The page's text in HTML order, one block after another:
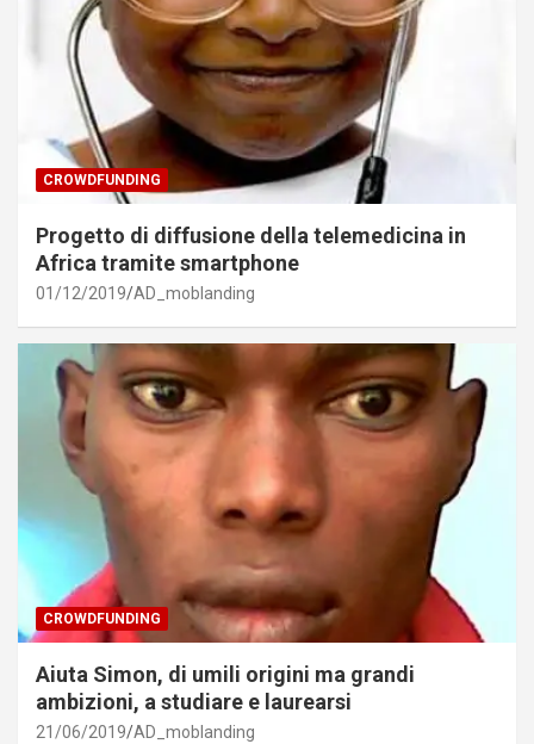
CROWDFUNDING
Progetto di diffusione della telemedicina in
Africa tramite smartphone
01/12/2019 AD_moblanding
CROWDFUNDING
Aiuta Simon, di umili origini ma grandi
ambizioni, a studiare e laurearsi
21/06/2019 AD_moblanding